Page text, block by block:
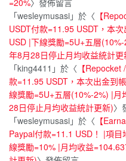
「wesleymusasi」於〈 【
USDT付款=11.95 USDT，本
USD |下線獎勵=5U+五層
年8月28日停止月均收益統計更
「king4411 」於〈 【
款=11.95 USDT，本次出金到
線獎勵=5U+五層(10%-2%) |
28日停止月均收益統計更新)〉
「wesleymusasi」於〈 【
Paypal付款=11.1 USD！ |項
線獎勵=10% |月均收益